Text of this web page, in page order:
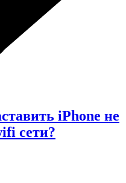
iPhone не
сети?